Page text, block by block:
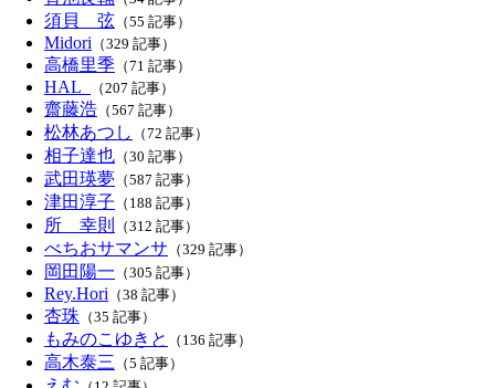
須貝 弦 （55 記事）
Midori （329 記事）
高橋里季 （71 記事）
HAL_ （207 記事）
齋藤浩 （567 記事）
松林あつし （72 記事）
相子達也 （30 記事）
武田瑛夢 （587 記事）
津田淳子 （188 記事）
所 幸則 （312 記事）
べちおサマンサ （329 記事）
岡田陽一 （305 記事）
Rey.Hori （38 記事）
杏珠 （35 記事）
もみのこゆきと （136 記事）
高木泰三 （5 記事）